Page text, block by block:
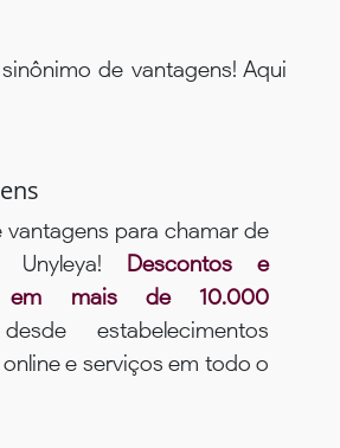
de vantagens! Aqui
vantagens para chamar de
Unyleya! Descontos e
em mais de 10.000
desde estabelecimentos
e serviços em todo o